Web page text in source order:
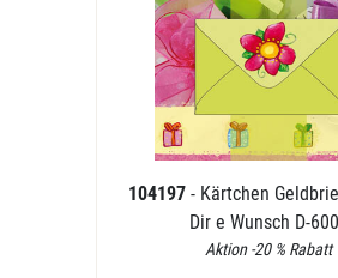
104197 - Kärtchen
Dir e Wunsch D-
Aktion -20 % Rabatt